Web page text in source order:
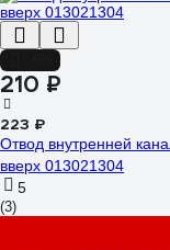
210 ₽
223 ₽
Отвод внутренней
вверх 013021304
5
(3)